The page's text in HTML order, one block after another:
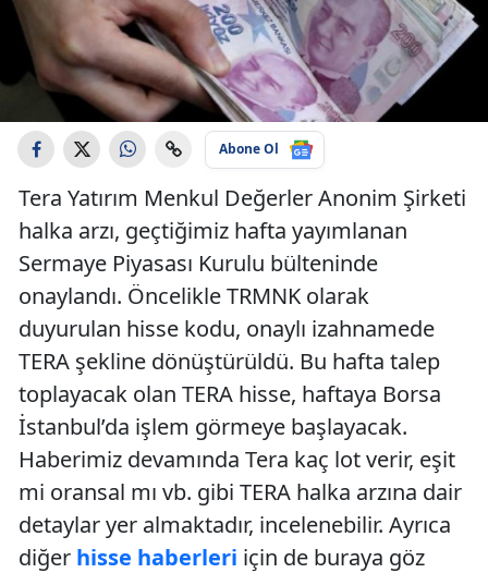
Abone Ol
Tera Yatırım Menkul Değerler Anonim Şirketi
halka arzı, geçtiğimiz hafta yayımlanan
Sermaye Piyasası Kurulu bülteninde
onaylandı. Öncelikle TRMNK olarak
duyurulan hisse kodu, onaylı izahnamede
TERA şekline dönüştürüldü. Bu hafta talep
toplayacak olan TERA hisse, haftaya Borsa
İstanbul’da işlem görmeye başlayacak.
Haberimiz devamında Tera kaç lot verir, eşit
mi oransal mı vb. gibi TERA halka arzına dair
detaylar yer almaktadır, incelenebilir. Ayrıca
diğer hisse haberleri için de buraya göz